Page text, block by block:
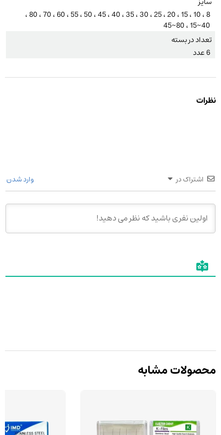
8 ، 10 ، 15 ، 20 ، 25 ، 30 ، 35 ، 40 ، 45 ، 50 ، 55 ، 60 ، 70 ، 80 ،
40~15 ، 80~45
تعداد در بسته
6 عدد
نظرات
اشتراک در وارد شدن
محصولات مشابه